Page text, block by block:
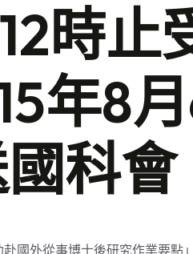
時止
年8
科會
國外從事博士後研究作業要點